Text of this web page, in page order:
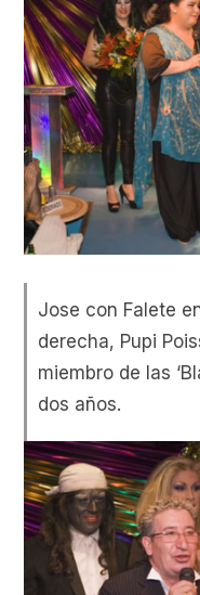
Jose con Falete
derecha, Pupi
miembro de las
dos años.